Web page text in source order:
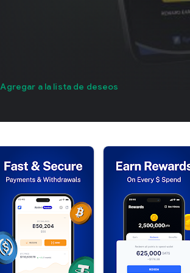
Agregar a la lista de deseos